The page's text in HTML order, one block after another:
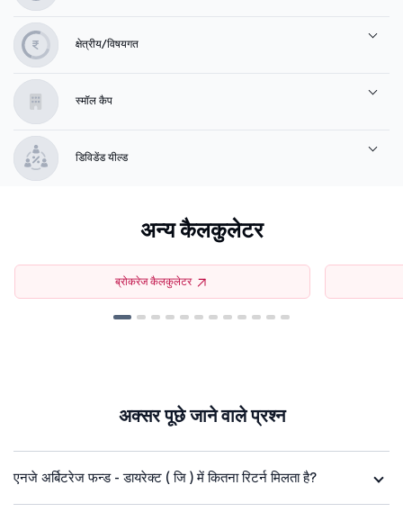
क्षेत्रीय/विषयगत
स्मॉल कैप
डिविडेंड यील्ड
अन्य कैलकुलेटर
ब्रोकरेज कैलकुलेटर
अक्सर पूछे जाने वाले प्रश्न
एनजे अर्बिटरेज फन्ड - डायरेक्ट ( जि ) में कितना रिटर्न मिलता है?